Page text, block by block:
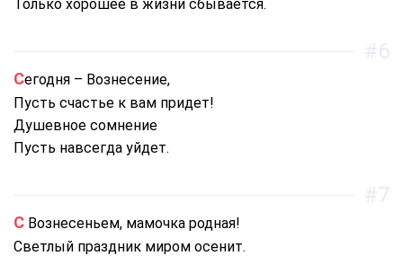
Только хорошее в жизни сбывается.
Сегодня – Вознесение,
Пусть счастье к вам придет!
Душевное сомнение
Пусть навсегда уйдет.
#6
С Вознесеньем, мамочка родная!
Светлый праздник миром осенит.
#7